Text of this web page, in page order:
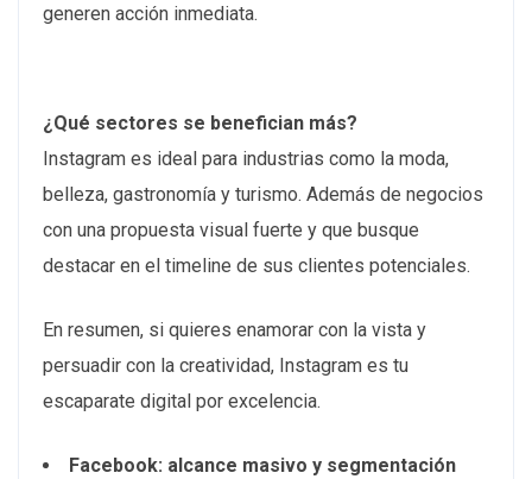
generen acción inmediata.
¿Qué sectores se benefician más?
Instagram es ideal para industrias como la moda,
belleza, gastronomía y turismo. Además de negocios
con una propuesta visual fuerte y que busque
destacar en el timeline de sus clientes potenciales.
En resumen, si quieres enamorar con la vista y
persuadir con la creatividad, Instagram es tu
escaparate digital por excelencia.
Facebook: alcance masivo y segmentación